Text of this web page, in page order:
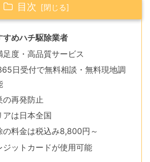
目次
すめハチ駆除業者
足度・高品質サービス
日受付で無料相談・無料現地調
の再発防止
アは日本全国
の料金は税込み8,800円～
ジットカードが使用可能